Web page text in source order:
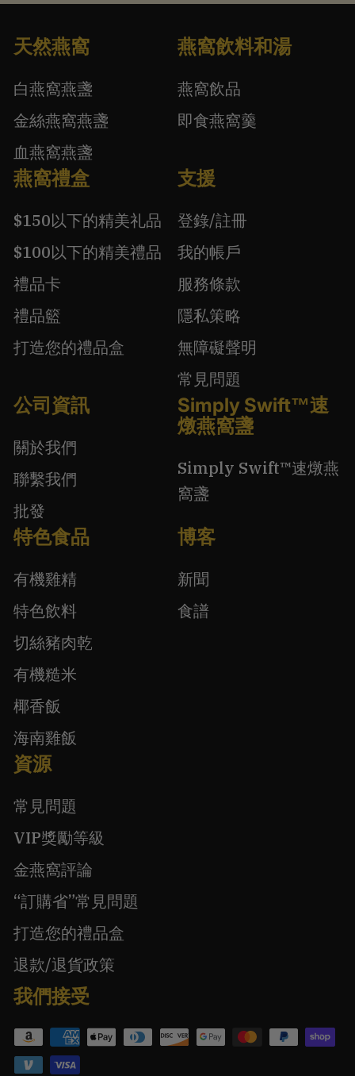
天然燕窩
白燕窩燕盞
金絲燕窩燕盞
血燕窩燕盞
燕窩飲料和湯
燕窩飲品
即食燕窩羹
燕窩禮盒
$150以下的精美礼品
$100以下的精美禮品
禮品卡
禮品籃
打造您的禮品盒
支援
登錄/註冊
我的帳戶
服務條款
隱私策略
無障礙聲明
常見問題
公司資訊
關於我們
聯繫我們
批發
Simply Swift™速
燉燕窩盞
Simply Swift™速燉燕
窩盞
特色食品
有機雞精
特色飲料
切絲豬肉乾
有機糙米
椰香飯
海南雞飯
博客
新聞
食譜
資源
常見問題
VIP獎勵等級
金燕窩評論
“訂購省”常見問題
打造您的禮品盒
退款/退貨政策
我們接受